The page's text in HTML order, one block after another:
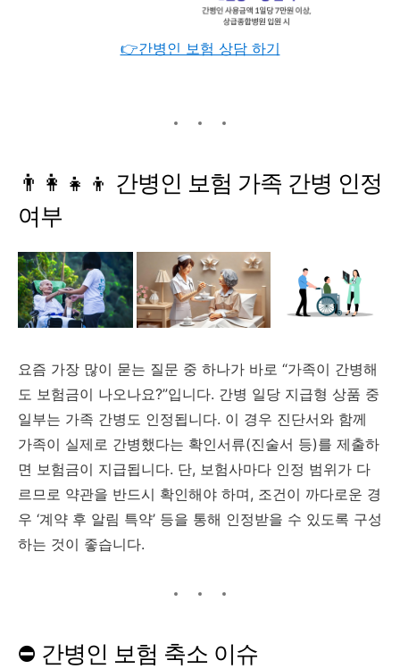
👉간병인 보험 상담 하기
👨‍👩‍👧‍👦 간병인 보험 가족 간병 인정
여부
요즘 가장 많이 묻는 질문 중 하나가 바로 “가족이 간병해
도 보험금이 나오나요?”입니다. 간병 일당 지급형 상품 중
일부는 가족 간병도 인정됩니다. 이 경우 진단서와 함께
가족이 실제로 간병했다는 확인서류(진술서 등)를 제출하
면 보험금이 지급됩니다. 단, 보험사마다 인정 범위가 다
르므로 약관을 반드시 확인해야 하며, 조건이 까다로운 경
우 ‘계약 후 알림 특약’ 등을 통해 인정받을 수 있도록 구성
하는 것이 좋습니다.
⛔ 간병인 보험 축소 이슈